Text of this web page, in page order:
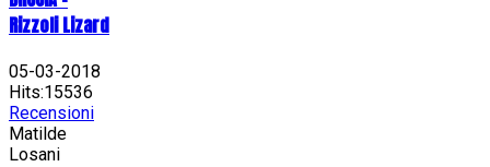
Rizzoli Lizard
05-03-2018
Hits:15536
Recensioni
Matilde
Losani